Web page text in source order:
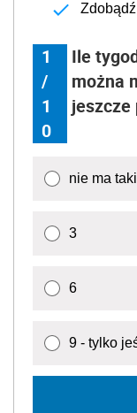
1
/
1
0
Ile
można
jeszcze
nie ma
3
6
9 - tylko